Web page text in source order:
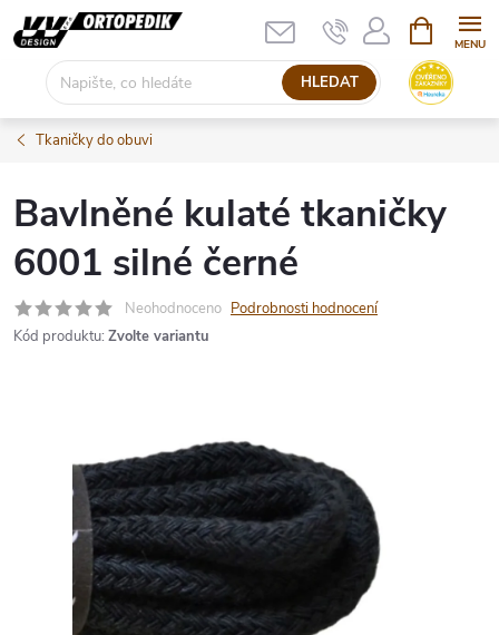
Přejít
na
HLEDAT
NÁKUPNÍ
KOŠÍK
Tkaničky do obuvi
Bavlněné kulaté tkaničky
6001 silné černé
Neohodnoceno Podrobnosti hodnocení
Kód produktu: Zvolte variantu